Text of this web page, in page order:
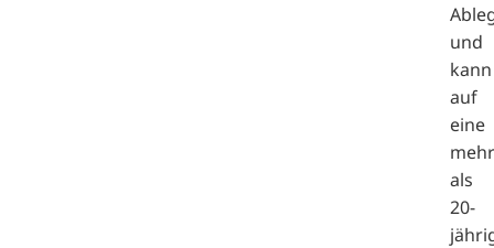
und
kann
auf
eine
mehr
als
20-